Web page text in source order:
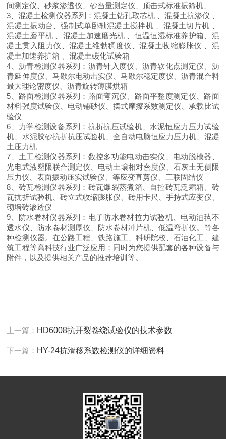
间测定仪、砂浆渗透仪、砂当量测定仪、顶击式标准振筛机、
3 、混凝土检测仪器系列：混凝土钻孔取芯机 、混凝土抗渗仪
混凝土振动台、强制式单卧轴混凝土搅拌机
、混凝土切片机
混凝土磨平机
、混凝土加速磨光机
、恒温恒湿标准养护箱、混
凝土贯入阻力仪、混凝土维勃稠度仪、混凝土收缩膨胀仪
、混
凝土加速养护箱
、混凝土碳化试验箱
4 、沥青检测仪器系列：沥青针入度仪、沥青软化点测定仪、沥
青延伸度仪、马歇尔电动击实仪、马歇尔稳定度仪、沥青混合料
最大理论密度仪、沥青旋转薄膜烘箱
5 、路面检测仪器系列：路面弯沉仪、路面平整度测定仪、路面
材料强度试验仪、电动铺砂仪、摆式摩擦系数测定仪、承载比试
验仪
6 、力学检测设备系列：抗折抗压试验机、水泥恒应力压力试验
机、水泥胶砂抗折抗压试验机、全自动电脑恒应力压力机、混凝
土压力机
7 、土工检测仪器系列：数控多功能电动击实仪、电动脱模器、
光电式液塑限联合测定仪、电动土壤相对密度仪、石灰土无侧限
压力仪、表面振动压实试验仪、等应变直剪仪、三联固结仪
8 、砖瓦检测仪器系列：砖瓦爆裂蒸煮箱、自控砖瓦泛霜箱、砖
瓦抗折试验机、砖立式收缩膨胀仪、砖用卡尺、手持式应变仪、
砌墙砖渗透仪
9 、防水卷材仪器系列：电子防水卷材拉力试验机、电动油毡不
透水仪、防水卷材测厚仪、防水卷材冲片机、低温弯折仪。等各
种检测仪器。在公路工程、铁路施工、科研院校、石油化工、建
筑工程等高科技行业广泛应用；同时为您提供配套的各种设备与
附件，以及提供相关产品的推荐培训等。
上一篇： HD6008抗开裂卷绕试验仪的技术参数
下一篇： HY-24抗滑移系数检测仪的详细资料